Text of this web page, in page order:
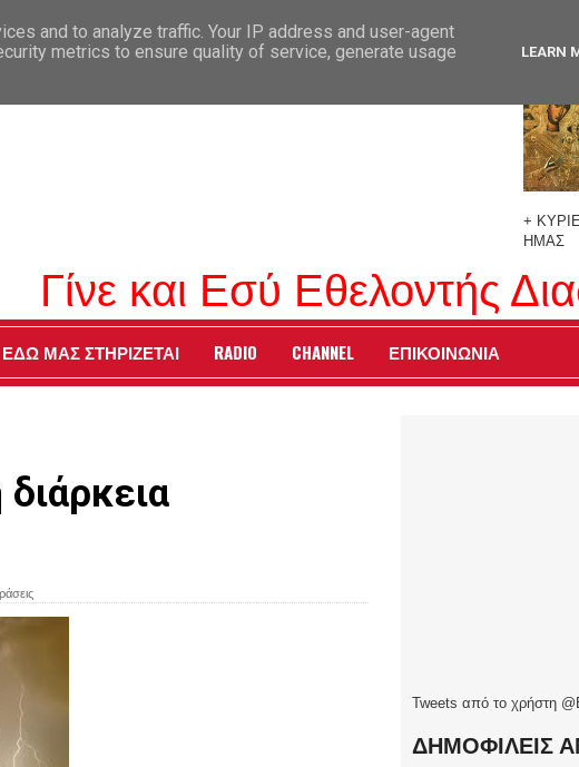
+
ΗΜΑΣ
και Εσύ Εθελοντής
ΕΔΩ ΜΑΣ ΣΤΗΡΙΖΕΤΑΙ RADIO CHANNEL ΕΠΙΚΟΙΝΩΝΙΑ
Tweets από το χρήστη
ΔΗΜΟΦΙΛΕΙΣ
and to analyze traffic. Your IP address and user-agent
metrics to ensure quality of service, generate usage
LEARN